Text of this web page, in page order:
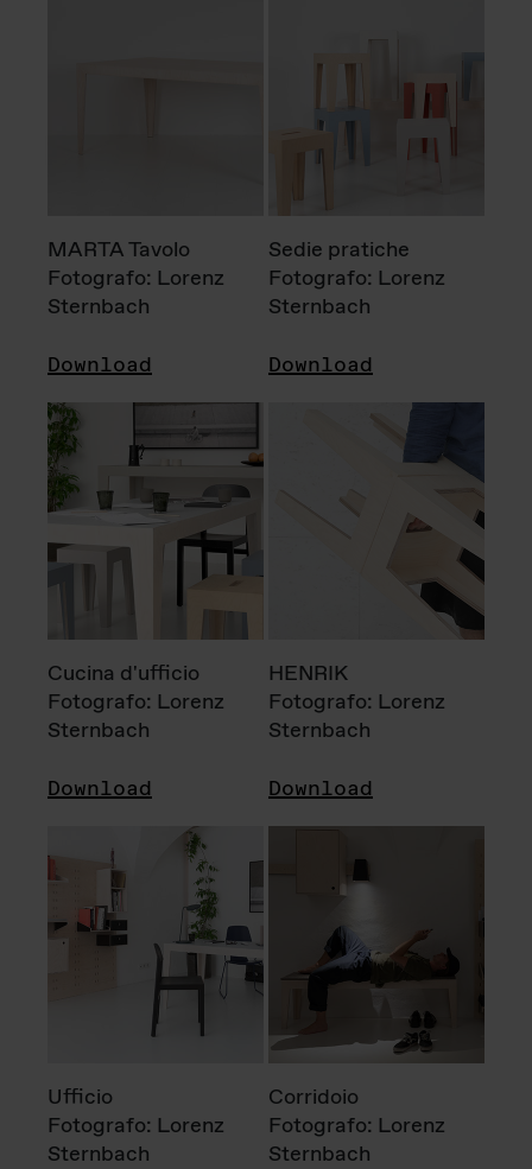
MARTA Tavolo
Fotografo: Lorenz
Sternbach
Download
Sedie pratiche
Fotografo: Lorenz
Sternbach
Download
Cucina d'ufficio
Fotografo: Lorenz
Sternbach
Download
HENRIK
Fotografo: Lorenz
Sternbach
Download
Ufficio
Fotografo: Lorenz
Sternbach
Corridoio
Fotografo: Lorenz
Sternbach